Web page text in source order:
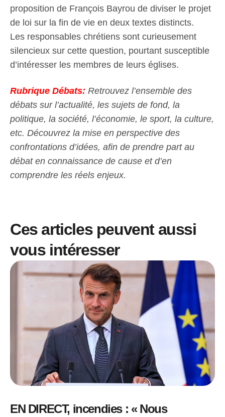
proposition de François Bayrou de diviser le projet
de loi sur la fin de vie en deux textes distincts.
Les responsables chrétiens sont curieusement
silencieux sur cette question, pourtant susceptible
d’intéresser les membres de leurs églises.
Rubrique Débats: Retrouvez l’ensemble des
débats sur l’actualité, les sujets de fond, la
politique, la société, l’économie, le sport, la culture,
etc. Découvrez la mise en perspective des
confrontations d’idées, afin de prendre part au
débat en connaissance de cause et d’en
comprendre les réels enjeux.
Ces articles peuvent aussi
vous intéresser
EN DIRECT, incendies : « Nous